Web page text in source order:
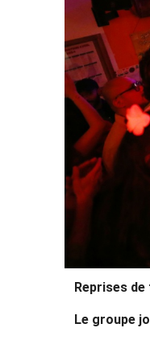
Reprises
Le groupe